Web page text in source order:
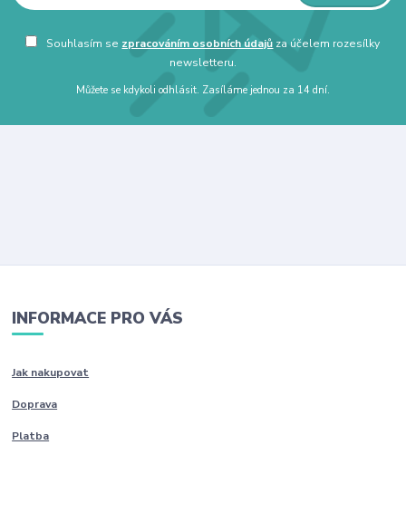
Souhlasím se zpracováním osobních údajů za účelem rozesílky
newsletteru.
Můžete se kdykoli odhlásit. Zasíláme jednou za 14 dní.
INFORMACE PRO VÁS
Jak nakupovat
Doprava
Platba